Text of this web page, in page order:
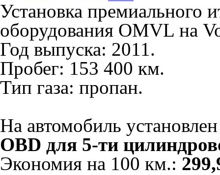
Установка премиального
оборудования OMVL на
Год выпуска: 2011.
Пробег: 153 400 км.
Тип газа: пропан.
На автомобиль
OBD для 5-ти
Экономия на 100 км.: